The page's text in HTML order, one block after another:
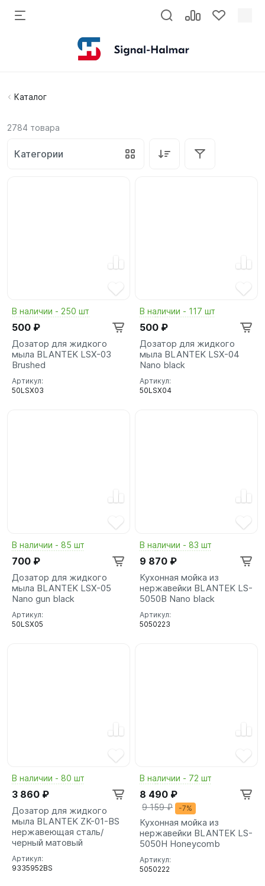
Каталог
2784 товара
Категории
В наличии - 250 шт
500 ₽
Дозатор для жидкого
мыла BLANTEK LSX-03
Brushed
Артикул:
50LSX03
В наличии - 117 шт
500 ₽
Дозатор для жидкого
мыла BLANTEK LSX-04
Nano black
Артикул:
50LSX04
В наличии - 85 шт
700 ₽
Дозатор для жидкого
мыла BLANTEK LSX-05
Nano gun black
Артикул:
50LSX05
В наличии - 83 шт
9 870 ₽
Кухонная мойка из
нержавейки BLANTEK LS-
5050B Nano black
Артикул:
5050223
В наличии - 80 шт
3 860 ₽
Дозатор для жидкого
мыла BLANTEK ZK-01-BS
нержавеющая сталь/
черный матовый
Артикул:
9335952BS
В наличии - 72 шт
8 490 ₽
9 159 ₽ -7%
Кухонная мойка из
нержавейки BLANTEK LS-
5050H Honeycomb
Артикул:
5050222